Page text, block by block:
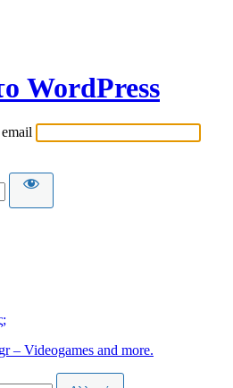
WordPress
– Videogames and more.